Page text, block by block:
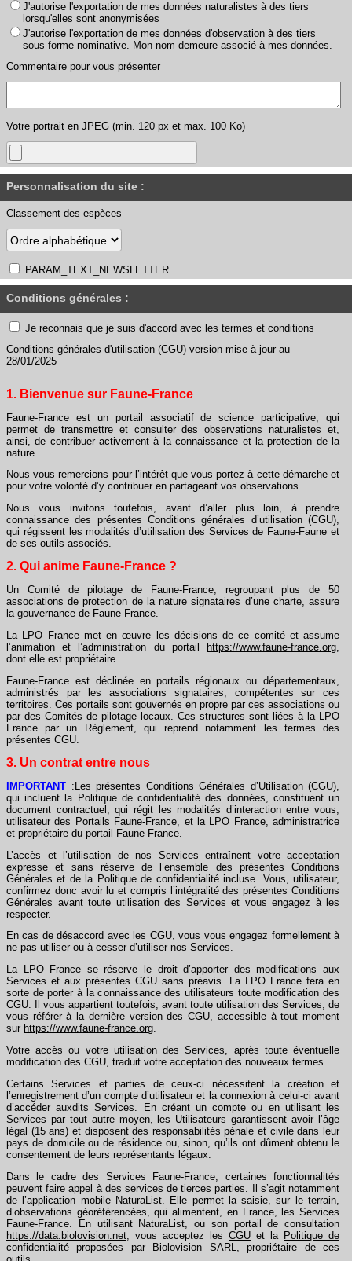
J'autorise l'exportation de mes données naturalistes à des tiers
lorsqu'elles sont anonymisées
J'autorise l'exportation de mes données d'observation à des tiers
sous forme nominative. Mon nom demeure associé à mes données.
Commentaire pour vous présenter
Votre portrait en JPEG (min. 120 px et max. 100 Ko)
Personnalisation du site :
Classement des espèces
PARAM_TEXT_NEWSLETTER
Conditions générales :
Je reconnais que je suis d'accord avec les termes et conditions
Conditions générales d'utilisation (CGU) version mise à jour au
28/01/2025
1. Bienvenue sur Faune-France
Faune-France est un portail associatif de science participative, qui
permet de transmettre et consulter des observations naturalistes et,
ainsi, de contribuer activement à la connaissance et la protection de la
nature.
Nous vous remercions pour l’intérêt que vous portez à cette démarche et
pour votre volonté d’y contribuer en partageant vos observations.
Nous vous invitons toutefois, avant d’aller plus loin, à prendre
connaissance des présentes Conditions générales d’utilisation (CGU),
qui régissent les modalités d’utilisation des Services de Faune-Faune et
de ses outils associés.
2. Qui anime Faune-France ?
Un Comité de pilotage de Faune-France, regroupant plus de 50
associations de protection de la nature signataires d’une charte, assure
la gouvernance de Faune-France.
La LPO France met en œuvre les décisions de ce comité et assume
l’animation et l’administration du portail
https://www.faune-france.org
dont elle est propriétaire.
Faune-France est déclinée en portails régionaux ou départementaux,
administrés par les associations signataires, compétentes sur ces
territoires. Ces portails sont gouvernés en propre par ces associations ou
par des Comités de pilotage locaux. Ces structures sont liées à la LPO
France par un Règlement, qui reprend notamment les termes des
présentes CGU.
3. Un contrat entre nous
IMPORTANT :Les présentes Conditions Générales d’Utilisation (CGU),
qui incluent la Politique de confidentialité des données, constituent un
document contractuel, qui régit les modalités d’interaction entre vous,
utilisateur des Portails Faune-France, et la LPO France, administratrice
et propriétaire du portail Faune-France.
L’accès et l’utilisation de nos Services entraînent votre acceptation
expresse et sans réserve de l’ensemble des présentes Conditions
Générales et de la Politique de confidentialité incluse. Vous, utilisateur,
confirmez donc avoir lu et compris l’intégralité des présentes Conditions
Générales avant toute utilisation des Services et vous engagez à les
respecter.
En cas de désaccord avec les CGU, vous vous engagez formellement à
ne pas utiliser ou à cesser d’utiliser nos Services.
La LPO France se réserve le droit d’apporter des modifications aux
Services et aux présentes CGU sans préavis. La LPO France fera en
sorte de porter à la connaissance des utilisateurs toute modification des
CGU. Il vous appartient toutefois, avant toute utilisation des Services, de
vous référer à la dernière version des CGU, accessible à tout moment
sur https://www.faune-france.org.
Votre accès ou votre utilisation des Services, après toute éventuelle
modification des CGU, traduit votre acceptation des nouveaux termes.
Certains Services et parties de ceux-ci nécessitent la création et
l’enregistrement d’un compte d’utilisateur et la connexion à celui-ci avant
d’accéder auxdits Services. En créant un compte ou en utilisant les
Services par tout autre moyen, les Utilisateurs garantissent avoir l’âge
légal (15 ans) et disposent des responsabilités pénale et civile dans leur
pays de domicile ou de résidence ou, sinon, qu’ils ont dûment obtenu le
consentement de leurs représentants légaux.
Dans le cadre des Services Faune-France, certaines fonctionnalités
peuvent faire appel à des services de tierces parties. Il s’agit notamment
de l’application mobile NaturaList. Elle permet la saisie, sur le terrain,
d’observations géoréférencées, qui alimentent, en France, les Services
Faune-France. En utilisant NaturaList, ou son portail de consultation
https://data.biolovision.net , vous acceptez les CGU et la Politique de
confidentialité proposées par Biolovision SARL, propriétaire de ces